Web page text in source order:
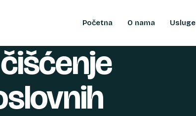
Početna O nama Usluge